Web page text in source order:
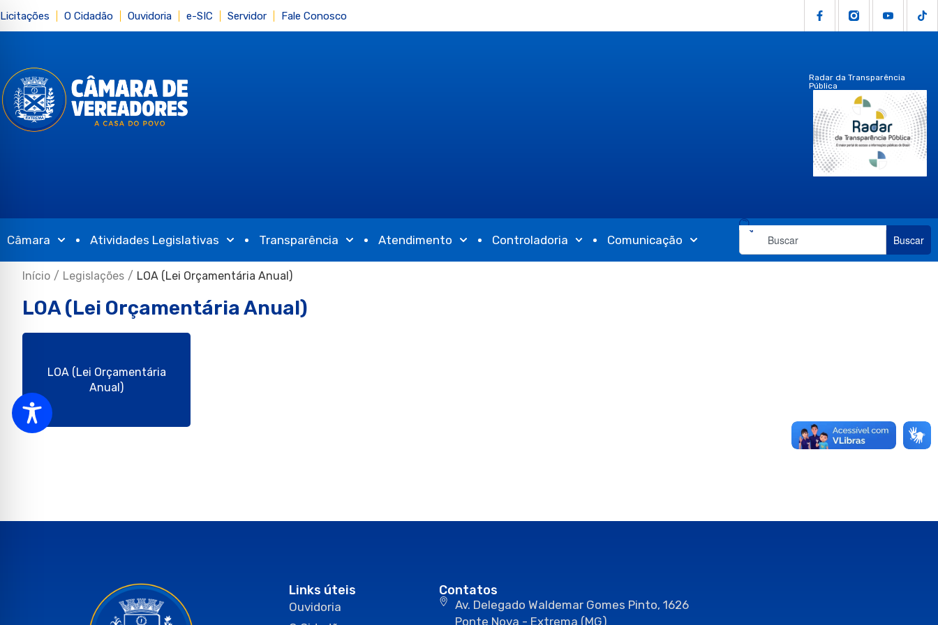
Licitações O Cidadão Ouvidoria e-SIC Servidor Fale Conosco
Radar da Transparência
Pública
Câmara Atividades Legislativas Transparência Atendimento Controladoria Comunicação Buscar
Início / Legislações / LOA (Lei Orçamentária Anual)
LOA (Lei Orçamentária Anual)
LOA (Lei Orçamentária
Anual)
Links úteis
Ouvidoria
Contatos
Av. Delegado Waldemar Gomes Pinto, 1626
Ponte Nova - Extrema (MG)